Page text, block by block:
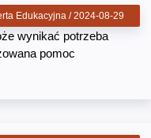
wynikać potrzeba
pomoc
Edukacyjna / 2024-08-29